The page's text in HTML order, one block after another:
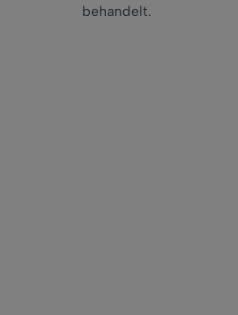
behandelt.